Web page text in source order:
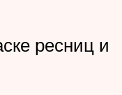
ресниц и